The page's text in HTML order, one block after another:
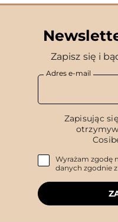
Zapisz się i
Adres e-mail
Zapisując
Wyrażam zgodę
danych zgodnie z